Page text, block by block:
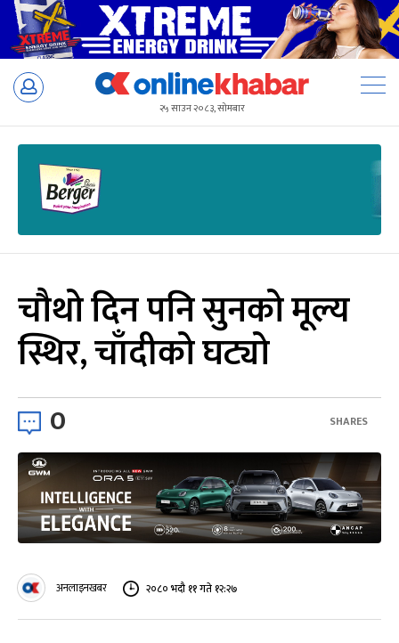
Skip
२५ साउन २०८३, सोमबार
चौथो दिन पनि सुनको मूल्य
स्थिर, चाँदीको घट्यो
0 SHARES
अनलाइनखबर २०८० भदौ ११ गते १२:२७